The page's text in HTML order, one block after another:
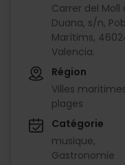
Carrer del Moll
Duana, s/n,
Marítims,
Valencia.
Région
Villes
plages
Catégorie
musique
Gastronomie